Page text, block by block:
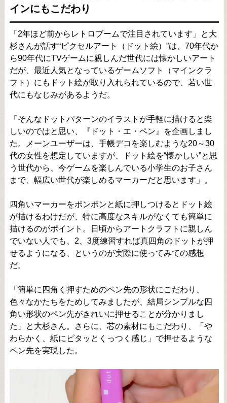
インにもこだわり
「2年ほど前からレトロブームで注目されています」と大
杉さんが話す“ピクセルアート（ドット絵）”は、70年代か
ら90年代にTVゲームに親しんだ世代には懐かしいアート
だが、最近人気となっているゲームソフト（マインクラ
フト）にもドット絵が取り入れられているので、若い世
代にもなじみがあるようだ。
「そんなドットパターンのイラストが手軽に描けると楽
しいのではと思い、『ドット・エ・ペン』を企画しまし
た。メーンユーザーは、手帳デコを楽しむような20～30
代の女性を想定していますが、ドット絵を“懐かしい”と思
う世代から、今ゲームを楽しんでいる小学生のお子さん
まで、幅広い世代が楽しめるマーカーだと思います」。
四角いマーカーをポンポンと紙に押しつけるとドット絵
が描けるわけだが、特に高度なスキルがなくても簡単に
描けるのがポイント。日頃からアートクラフトに親しん
でいない人でも、2、3度練習すれば真四角のドットが押
せるようになる、というのが実際に使ってみての感想
だ。
「簡単に四角く押すためのペン先の形状にこだわり、
色々なかたちをためしてみましたが、結局シンプルな四
角い形状のペン先がきれいに押せることが分かりまし
た」と大杉さん。さらに、芯の素材にもこだわり、「や
わらかく、紙にピタッとくっつく感じ」で押せるような
ペン先を実現した。